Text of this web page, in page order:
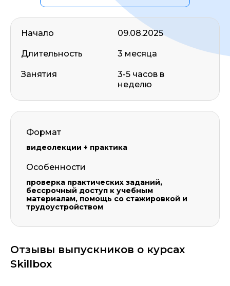
Начало
Длительность
Занятия
09.08.2025
3 месяца
3-5 часов в
неделю
Формат
видеолекции + практика
Особенности
проверка практических заданий,
бессрочный доступ к учебным
материалам, помощь со стажировкой и
трудоустройством
Отзывы выпускников о курсах
Skillbox